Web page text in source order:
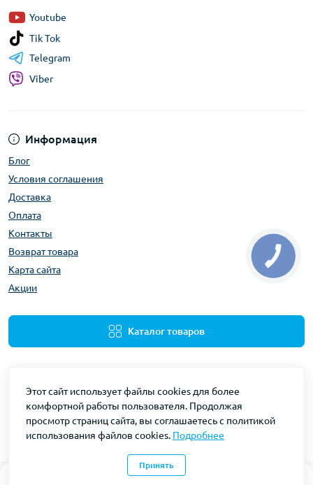
0
Информация
Блог
Условия соглашения
Доставка
Оплата
Контакты
Возврат товара
Карта сайта
Акции
Каталог товаров
Youtube
Tik Tok
Telegram
Viber
Gidravliks © 2026
Этот сайт использует файлы cookies для более
комфортной работы пользователя. Продолжая
просмотр страниц сайта, вы соглашаетесь с политикой
использования файлов cookies. Подробнее
Принять